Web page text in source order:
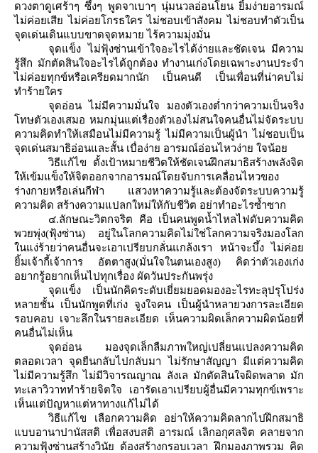
ดวงตาดูเศร้าๆ ซึ้งๆ พูดจาเบาๆ นุ่มนวลอ่อนโยน ยิ้มง่ายอารมณ์
ไม่ค่อยเสีย ไม่ค่อยโกรธใคร ไม่ชอบเข้าสังคม ไม่ชอบทำตัวเป็น
จุดเด่นเดินแบบขาดจุดหมาย ไร้ความมุ่งมั่น
จุดแข็ง ไม่ฟุ้งซ่านเข้าใจอะไรได้ง่ายและชัดเจน มีความ
รู้สึก มักตัดสินใจอะไรได้ถูกต้อง ทำงานเก่งโดยเฉพาะงานประจำ
ไม่ค่อยทุกข์หรือเครียดมากนัก เป็นคนดี เป็นเพื่อนที่น่าคบไม่
ทำร้ายใคร
จุดอ่อน ไม่มีความมั่นใจ มองตัวเองต่ำกว่าความเป็นจริง
ทษตัวเองเสมอ หมกมุ่นแต่เรื่องตัวเองไม่สนใจคนอื่นไม่จัดระบบ
ความคิดทำให้เสมือนไม่มีความรู้ ไม่มีความเป็นผู้นำ ไม่ชอบเป็น
จุดเด่นสมาธิอ่อนและสั้น เบื่อง่าย อารมณ์อ่อนไหวง่าย ใจน้อ
วิธีแก้ไข ตั้งเป้าหมายชีวิตให้ชัดเจนฝึกสมาธิสร้างพลังจิต
ห้เข้มแข็งให้จิตออกจากอารมณ์โดยจับการเคลื่อนไหวของ
ร่างกายหรือเล่นกีฬา แสวงหาความรู้และต้องจัดระบบความรู้
ความคิด สร้างความแปลกใหม่ให้กับชีวิต อย่าทำอะไรซ้ำซาก
๔.ลักษณะวิตกจริต คือ เป็นคนพูดน้ำไหลไฟดับความคิด
พวยพุ่ง(ฟุ้งซ่าน) อยู่ในโลกความคิดไม่ใช่โลกความจริงมองโลก
นแง่ร้ายว่าคนอื่นจะเอาเปรียบกลั่นแกล้งเรา หน้าจะบึ้ง ไม่ค่อ
ิ้มเจ้ากี้เจ้าการ อัตตาสูง(มั่นใจในตนเองสูง) คิดว่าตัวเองเก่ง
อยากรู้อยากเห็นไปทุกเรื่อง ผัดวันประกันพรุ่ง
จุดแข็ง เป็นนักคิดระดับเยี่ยมยอดมองอะไรทะลุปรุโปร่ง
หลายชั้น เป็นนักพูดที่เก่ง จูงใจคน เป็นผู้นำหลายวงการละเอียด
รอบคอบ เจาะลึกในรายละเอียด เห็นความผิดเล็กความผิดน้อยที่
คนอื่นไม่เห็น
จุดอ่อน มองจุดเล็กลืมภาพใหญ่เปลี่ยนแปลงความคิด
ตลอดเวลา จุดยืนกลับไปกลับมา ไม่รักษาสัญญา มีแต่ความคิด
ไม่มีความรู้สึก ไม่มีวิจารณญาณ ลังเล มักตัดสินใจผิดพลาด มัก
ทะเลาวิวาททำร้ายจิตใจ เอารัดเอาเปรียบผู้อื่นมีความทุกข์เพราะ
เห็นแต่ปัญหาแต่หาทางแก้ไม่ได้
วิธีแก้ไข เลือกความคิด อย่าให้ความคิดลากไปฝึกสมาธิ
บบอานาปานัสสติ เพื่อสงบสติ อารมณ์ เลิกอกุศลจิต คลายจาก
ความฟุ้งซ่านสร้างวินัย ต้องสร้างกรอบเวลา ฝึกมองภาพรวม คิด